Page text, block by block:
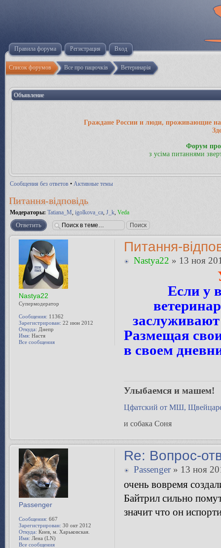
Правила форума Регистрация Вход
Список форумов Все про пацючків Ветеринарія
Объявление
Граждане России и люди, проживающие на
Форум
з усіма питаннями
Сообщения без ответов • Активные темы
Питання-відповідь
Модераторы: Tatiana_M, igolkova_ca, J_k, Veda
Ответить
Питання-
Nastya22 » 13 ноя
Если у
заслуживают
Размещая
в своем
Улыбаемся и машем!
Цфатский от МШ,
и собака Соня
Nastya22
Супермодератор
Сообщения: 11362
Зарегистрирован: 22 июн 2012
Откуда: Днепр
Имя: Настя
Все сообщения
Re: Вопрос-
Passenger» 13 ноя
очень вовремя
Байтрил сильно
значит что он
Passenger
Сообщения: 667
Зарегистрирован: 30 окт 2012
Откуда: Киев, м. Харьковская.
Имя: Лена (LN)
Все сообщения